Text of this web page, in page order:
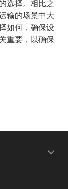
选择。相比之
输的场景中大
如何，确保设
重要，以确保